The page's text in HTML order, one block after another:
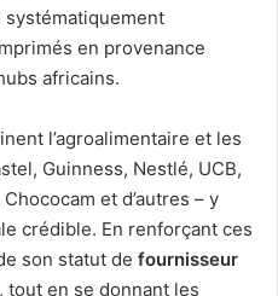
en provenance
africains.
l’agroalimentaire et les
Guinness, Nestlé, UCB,
et d’autres – y
crédible. En renforçant ces
son statut de fournisseur
tout en se donnant les